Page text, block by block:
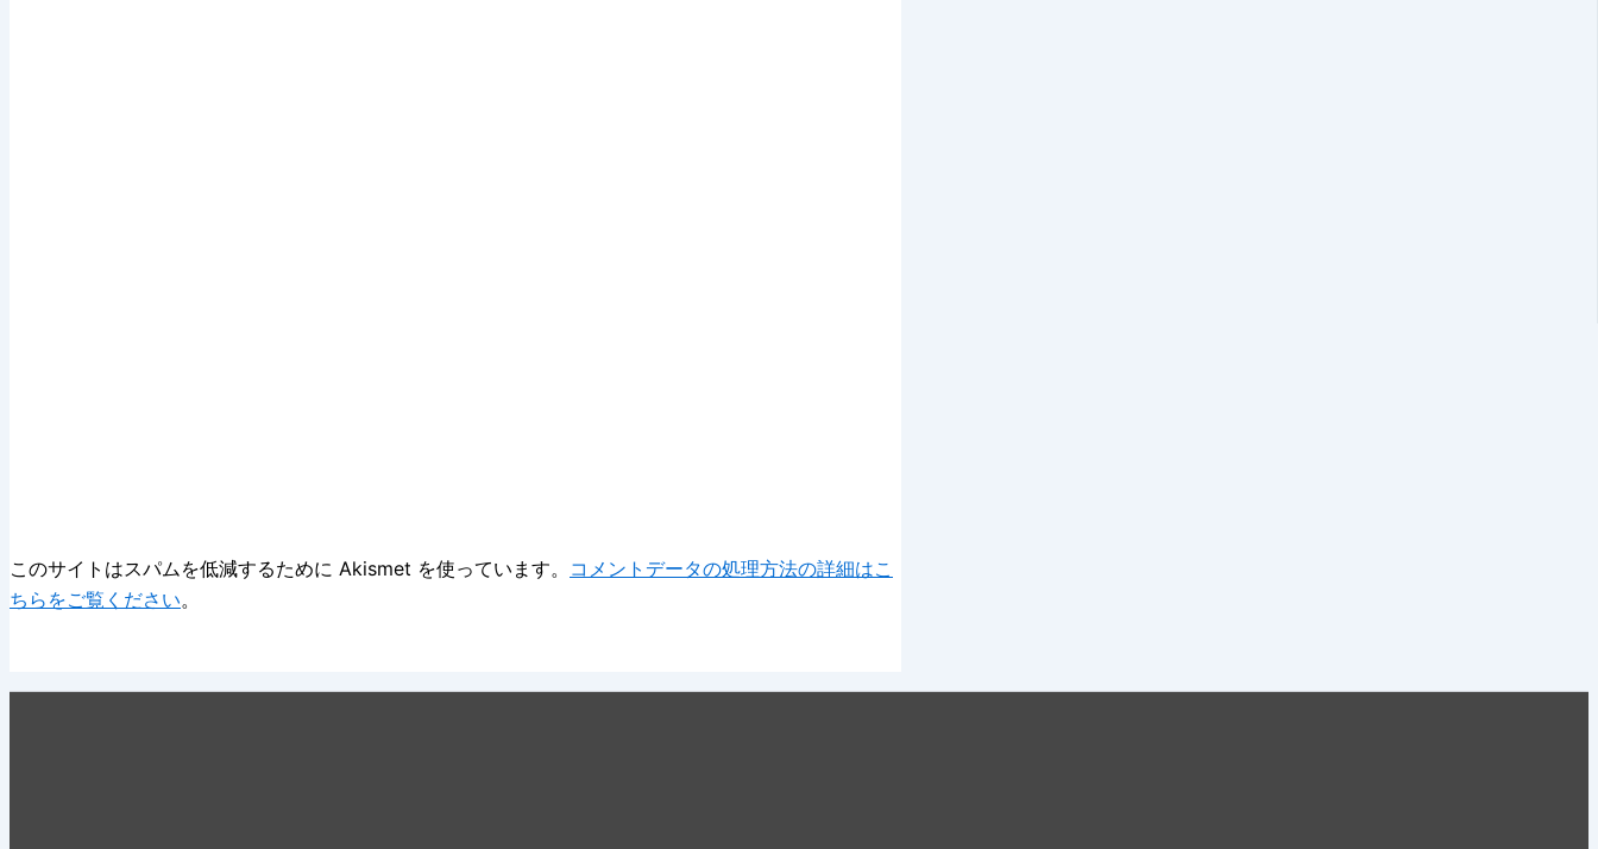
このサイトはスパムを低減するために Akismet を使っています。 コメントデータの処理方法の詳細はこ
ちらをご覧ください。